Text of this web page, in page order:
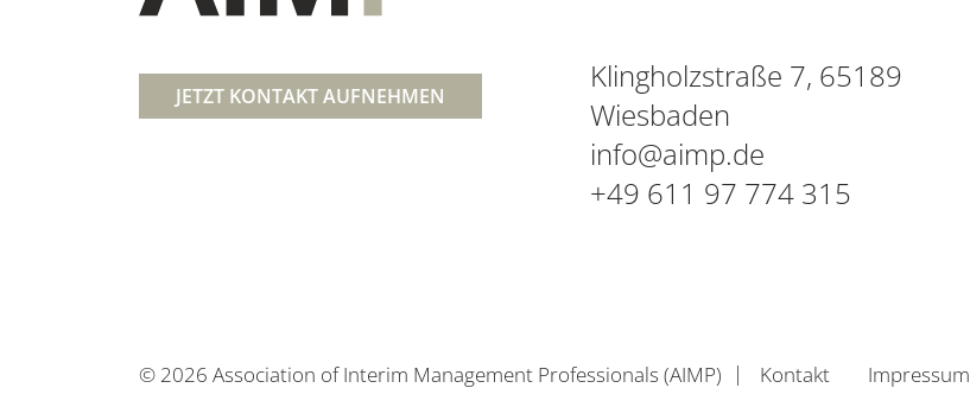
JETZT KONTAKT AUFNEHMEN
Klingholzstraße 7, 65189
Wiesbaden
info@aimp.de
+49 611 97 774 315
© 2026 Association of Interim Management Professionals (AIMP) Kontakt Impressum